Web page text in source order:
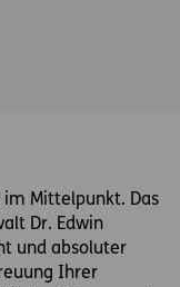
im Mittelpunkt. Das
Dr. Edwin
und absoluter
Ihrer